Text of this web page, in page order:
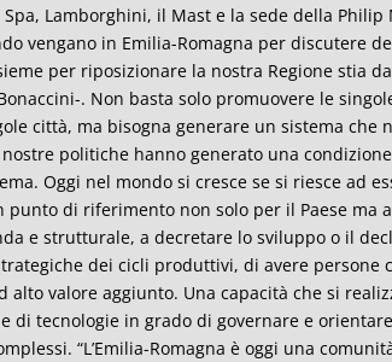
Lamborghini, il Mast e la sede della Philip
vengano in Emilia-Romagna per discutere
per riposizionare la nostra Regione stia
. Non basta solo promuovere le
città, ma bisogna generare un sistema che
politiche hanno generato una
Oggi nel mondo si cresce se si riesce ad
di riferimento non solo per il Paese ma
e strutturale, a decretare lo sviluppo o il
dei cicli produttivi, di avere persone
alto valore aggiunto. Una capacità che si
di tecnologie in grado di governare e
“L’Emilia-Romagna è oggi una